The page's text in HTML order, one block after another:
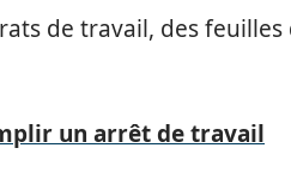
de travail, des
un arrêt de travail